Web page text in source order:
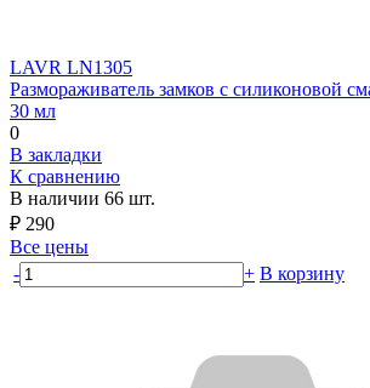
LAVR LN1305
Размораживатель замков с силиконовой
30 мл
0
В закладки
К сравнению
В наличии 66 шт.
₽ 290
Все цены
-
+ В корзину